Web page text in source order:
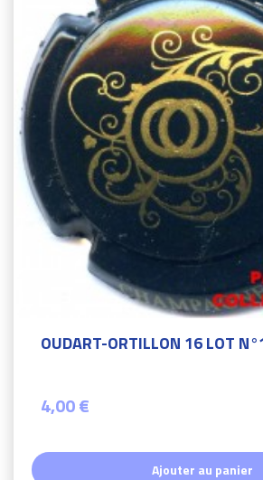
OUDART-ORTILLON 16 LOT
4,00 €
Ajouter au panier